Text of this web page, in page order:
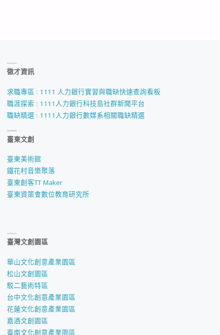
徵才資訊
求職專區 : 1111 人力銀行實習與職缺快速查詢看板
職涯探索 : 1111人力銀行科技島社群新聞平台
職缺精選 : 1111人力銀行數媒系相關職缺精選
臺東文創
臺東美術館
鐵花村音樂聚落
臺東創客TT Maker
臺東資策會數位教育研究所
臺灣文創園區
華山文化創意產業園區
松山文創園區
駁二藝術特區
台中文化創意產業園區
花蓮文化創意產業園區
嘉酒文創園區
臺南文化創意產業園區